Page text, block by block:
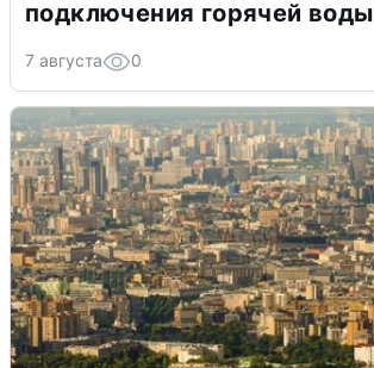
подключения горячей воды
7 августа 0